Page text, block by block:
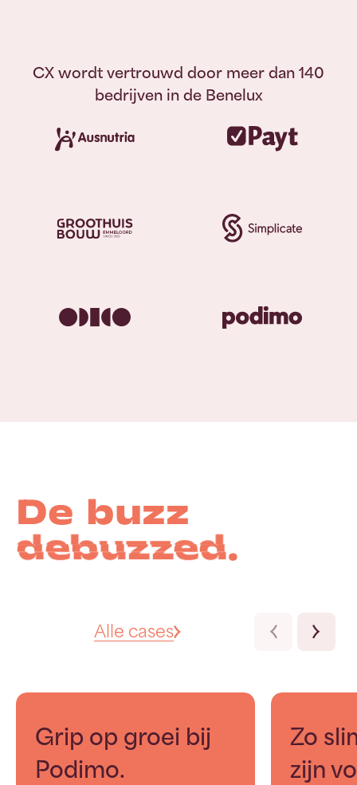
CX wordt vertrouwd door meer dan 140
bedrijven in de Benelux
De buzz
debuzzed
debuzzed
debuzzed.
Alle cases
Grip op groei bij
Podimo.
Zo
zijn